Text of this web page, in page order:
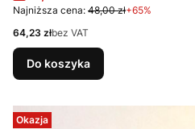
Najniższa cena: 48,00 zł+65%
Cena
64,23 złbez VAT
Do koszyka
Okazja